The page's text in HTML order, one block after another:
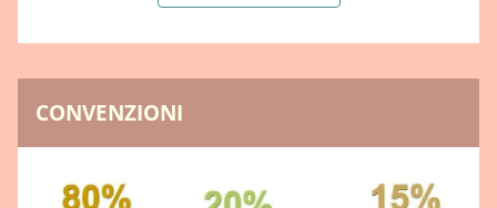
CONVENZIONI